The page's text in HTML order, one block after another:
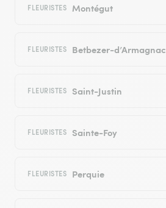
FLEURISTES Montégut
FLEURISTES Betbezer-d’Armagnac
FLEURISTES Saint-Justin
FLEURISTES Sainte-Foy
FLEURISTES Perquie